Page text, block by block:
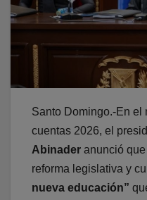
Santo Domingo.-En el
cuentas 2026, el
Abinader anunció
reforma legislativa y
nueva educación”